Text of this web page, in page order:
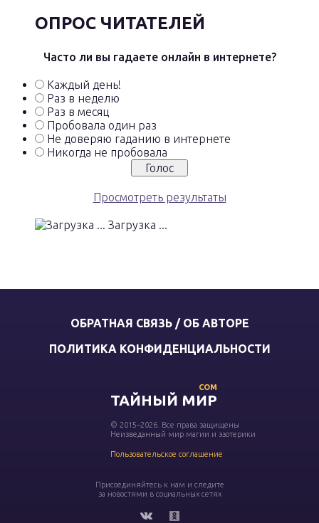
ОПРОС ЧИТАТЕЛЕЙ
Часто ли вы гадаете онлайн в интернете?
Каждый день!
Раз в неделю
Раз в месяц
Пробовала один раз
Не доверяю гаданию в интернете
Никогда не пробовала
Просмотреть результаты
Загрузка ...
ОБРАТНАЯ СВЯЗЬ / ОБ АВТОРЕ
ПОЛИТИКА КОНФИДЕНЦИАЛЬНОСТИ
ТАЙНЫЙ МИР
COM
© 2015–2026. Все права защищены
Неизведанный мир магии и эзотерики
Пользовательское соглашение
Присоединяйтесь к нам и следите
за новостями в социальных сетях